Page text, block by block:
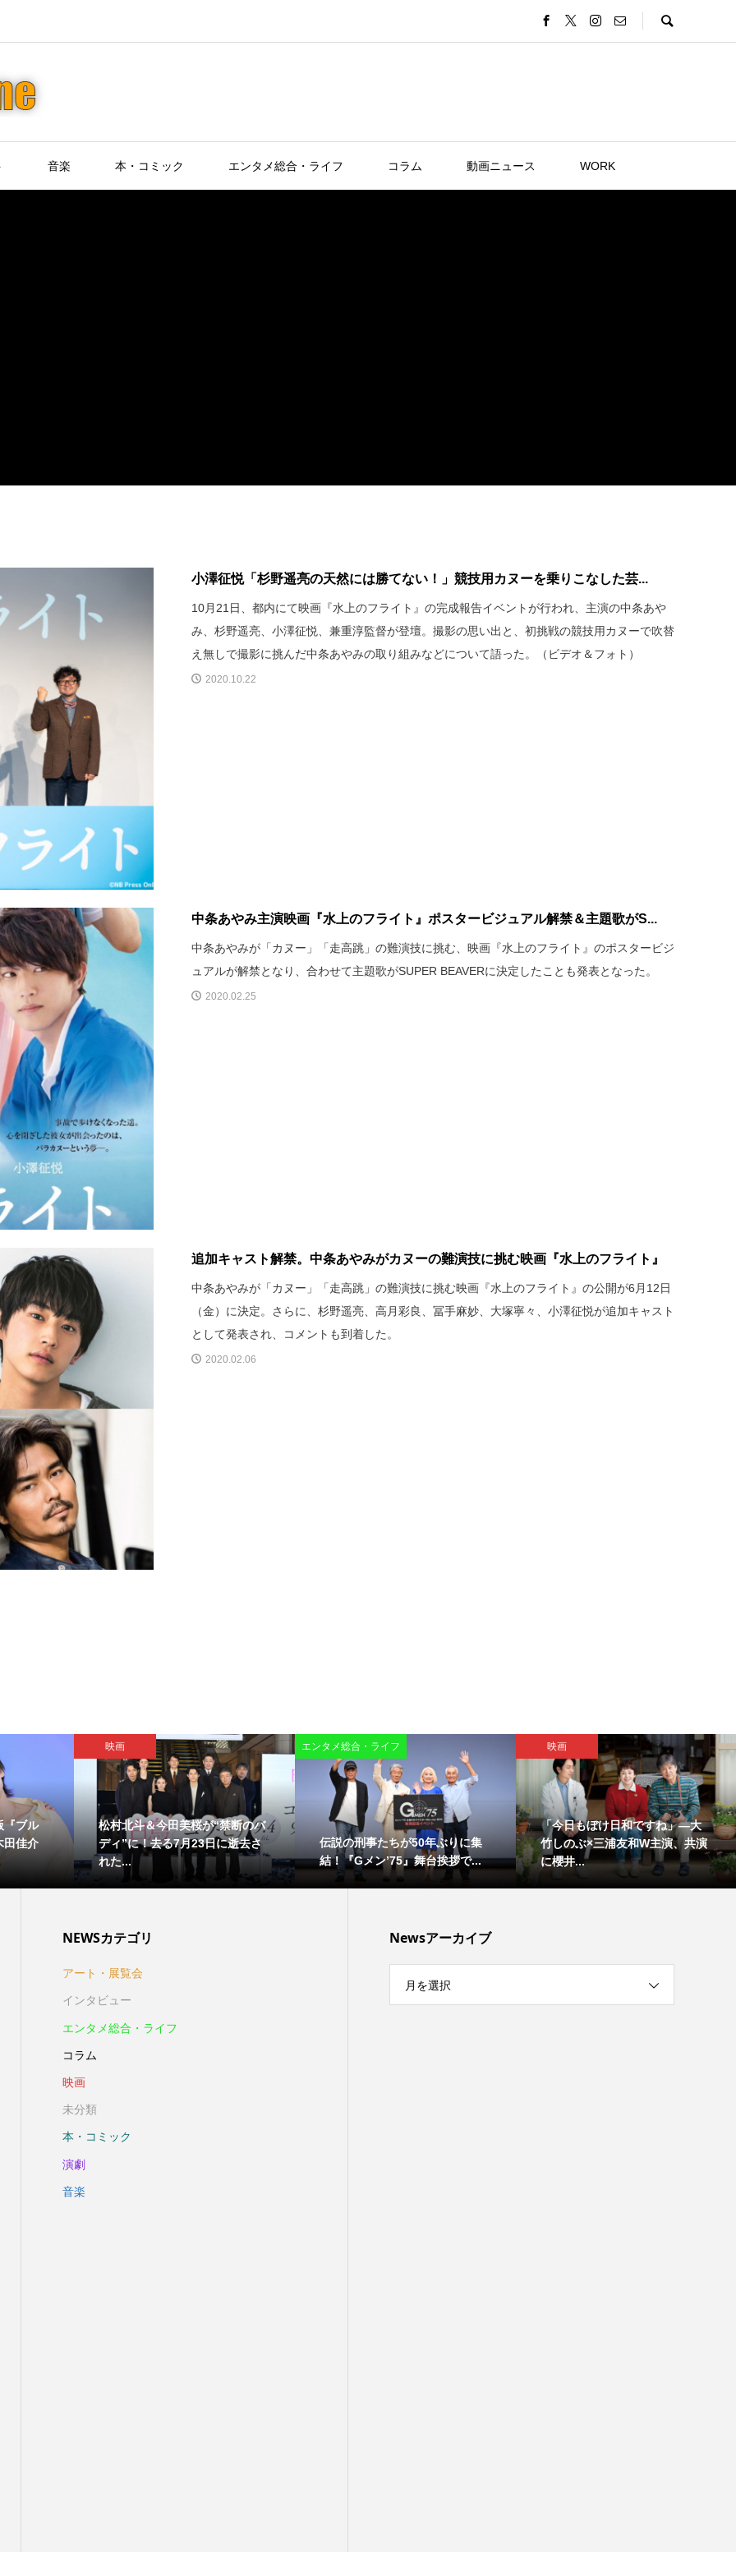
音楽 本・コミック エンタメ総合・ライフ コラム 動画ニュース WORK
小澤征悦「杉野遥亮の天然には勝てない！」競技用カヌーを乗りこなした芸...
10月21日、都内にて映画『水上のフライト』の完成報告イベントが行われ、主演の中条あや
み、杉野遥亮、小澤征悦、兼重淳監督が登壇。撮影の思い出と、初挑戦の競技用カヌーで吹替
え無しで撮影に挑んだ中条あやみの取り組みなどについて語った。（ビデオ＆フォト）
2020.10.22
中条あやみ主演映画『水上のフライト』ポスタービジュアル解禁＆主題歌がS...
中条あやみが「カヌー」「走高跳」の難演技に挑む、映画『水上のフライト』のポスタービジ
ュアルが解禁となり、合わせて主題歌がSUPER BEAVERに決定したことも発表となった。
2020.02.25
追加キャスト解禁。中条あやみがカヌーの難演技に挑む映画『水上のフライト』
中条あやみが「カヌー」「走高跳」の難演技に挑む映画『水上のフライト』の公開が6月12日
（金）に決定。さらに、杉野遥亮、高月彩良、冨手麻妙、大塚寧々、小澤征悦が追加キャスト
として発表され、コメントも到着した。
2020.02.06
『ブル
田佳介
映画
松村北斗＆今田美桜が“禁断のバ
ディ”に！去る7月23日に逝去さ
れた...
エンタメ総合・ライフ
伝説の刑事たちが50年ぶりに集
結！『Gメン’75』舞台挨拶で...
映画
「今日もぼけ日和ですね」―大
竹しのぶ×三浦友和W主演、共演
に櫻井...
NEWSカテゴリ
アート・展覧会
インタビュー
エンタメ総合・ライフ
コラム
映画
未分類
本・コミック
演劇
音楽
Newsアーカイブ
月を選択